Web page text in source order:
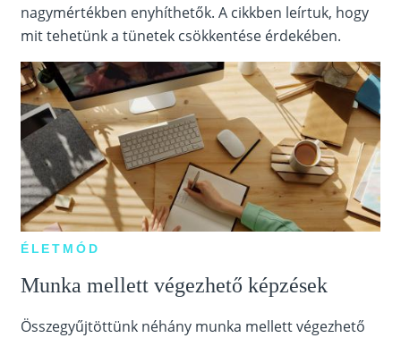
nagymértékben enyhíthetők. A cikkben leírtuk, hogy
mit tehetünk a tünetek csökkentése érdekében.
ÉLETMÓD
Munka mellett végezhető képzések
Összegyűjtöttünk néhány munka mellett végezhető